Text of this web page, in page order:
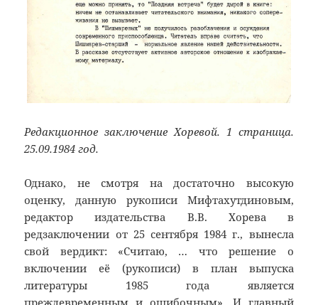
Редакционное заключение Хоревой. 1 страница.
25.09.1984 год.
Однако, не смотря на достаточно высокую
оценку, данную рукописи Мифтахутдиновым,
редактор издательства В.В. Хорева в
редзаключении от 25 сентября 1984 г., вынесла
свой вердикт: «Считаю, … что решение о
включении её (рукописи) в план выпуска
литературы 1985 года является